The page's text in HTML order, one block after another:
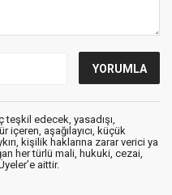
teşkil edecek, yasadışı,
içeren, aşağılayıcı, küçük
kişilik haklarına zarar verici ya
her türlü mali, hukuki, cezai,
aittir.